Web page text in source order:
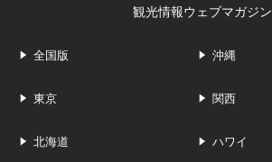
観光情報ウェブマガジン
全国版 沖縄
東京 関西
北海道 ハワイ